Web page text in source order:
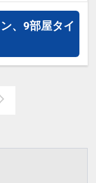
2-
をお確か
さい。
1-
、9部屋タイ